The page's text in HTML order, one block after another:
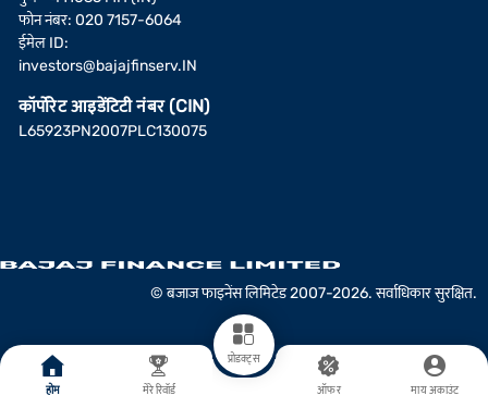
होम मेरे रिवॉर्ड
प्रोडक्ट्स
ऑफर माय अकाउंट
फोन नंबर: 020 7157-6064
ईमेल ID:
investors@bajajfinserv.IN
कॉर्पोरेट आइडेंटिटी नंबर (CIN)
L65923PN2007PLC130075
© बजाज फाइनेंस लिमिटेड 2007-2026. सर्वाधिकार सुरक्षित.